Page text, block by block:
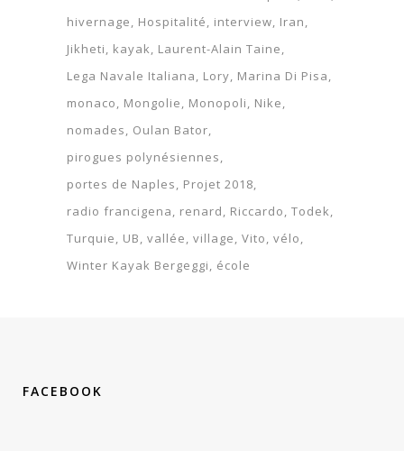
hivernage
Hospitalité interview Iran
Jikheti
kayak
Laurent-Alain Taine
Lega Navale Italiana
Lory Marina Di Pisa
monaco
Mongolie Monopoli
Nike
nomades
Oulan Bator
pirogues polynésiennes
portes de Naples
Projet 2018
radio francigena
renard Riccardo Todek
Turquie
UB vallée village Vito vélo
Winter Kayak Bergeggi
école
FACEBOOK